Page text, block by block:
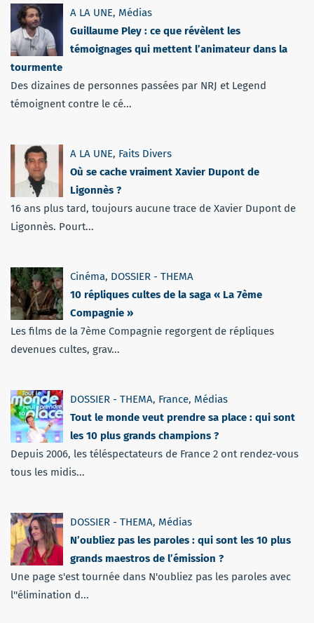
A LA UNE, Médias
Guillaume Pley : ce que révèlent les
témoignages qui mettent l’animateur dans la
tourmente
Des dizaines de personnes passées par NRJ et Legend
témoignent contre le cé...
A LA UNE, Faits Divers
Où se cache vraiment Xavier Dupont de
Ligonnès ?
16 ans plus tard, toujours aucune trace de Xavier Dupont de
Ligonnès. Pourt...
Cinéma, DOSSIER - THEMA
10 répliques cultes de la saga « La 7ème
Compagnie »
Les films de la 7ème Compagnie regorgent de répliques
devenues cultes, grav...
DOSSIER - THEMA, France, Médias
Tout le monde veut prendre sa place : qui sont
les 10 plus grands champions ?
Depuis 2006, les téléspectateurs de France 2 ont rendez-vous
tous les midis...
DOSSIER - THEMA, Médias
N’oubliez pas les paroles : qui sont les 10 plus
grands maestros de l’émission ?
Une page s'est tournée dans N'oubliez pas les paroles avec
l''élimination d...